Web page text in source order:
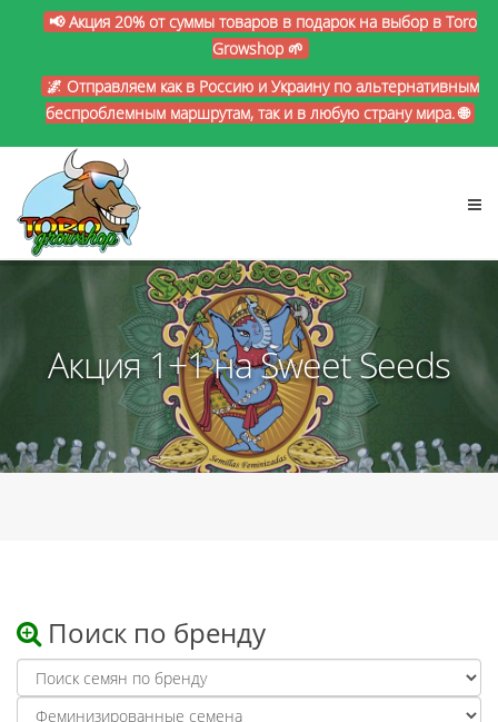
📢 Акция 20% от суммы товаров в подарок на выбор в Toro
Growshop 🌱
🌌 Отправляем как в Россию и Украину по альтернативным
беспроблемным маршрутам, так и в любую страну мира. 🌐
Акция 1+1 на Sweet Seeds
Поиск по бренду